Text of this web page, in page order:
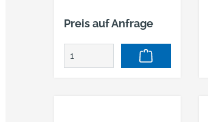
Preis auf Anfrage